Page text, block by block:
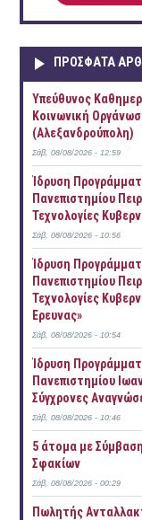
ΠΡOΣΦΑΤΑ
Yπεύθυνος
Κοινωνική
(Αλεξανδρούπολη)
Σάβ, 08/08/2026 - 12:59
Ίδρυση
Πανεπιστημίου
Τεχνολογίες
Σάβ, 08/08/2026 - 10:56
Ίδρυση
Πανεπιστημίου
Τεχνολογίες
Έρευνας»
Σάβ, 08/08/2026 - 10:54
Ίδρυση
Πανεπιστημίου
Σύγχρονες
Σάβ, 08/08/2026 - 10:46
5 άτομα με
Σφακίων
Σάβ, 08/08/2026 - 00:29
Πωλητής